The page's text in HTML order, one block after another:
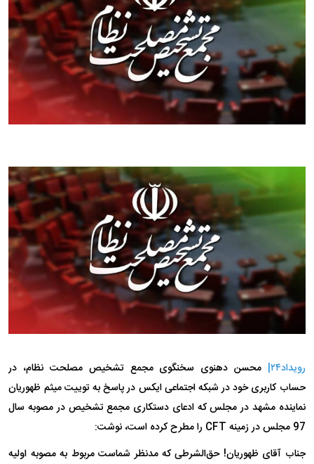
رویداد۲۴|
محسن دهنوی سخنگوی مجمع تشخیص مصلحت نظام، در
حساب کاربری خود در شبکه اجتماعی ایکس در پاسخ به توییت میثم ظهوریان
نماینده مشهد در مجلس که ادعای دستکاری مجمع تشخیص در مصوبه سال
97 مجلس در زمینه CFT را مطرح کرده است، نوشت:
جناب آقای ظهوریان! حق‌الشرطی که مدنظر شماست مربوط به مصوبه اولیه